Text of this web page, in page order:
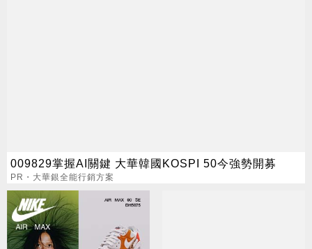
009829掌握AI關鍵 大華韓國KOSPI 50今強勢開募
PR・大華銀全能行銷方案